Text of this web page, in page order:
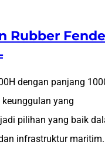
Rubber
dengan panjang
yang
pilihan yang baik
infrastruktur maritim.